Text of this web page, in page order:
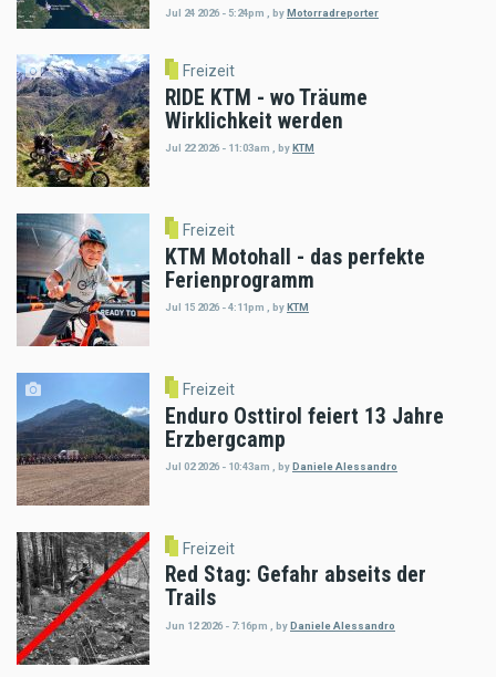
Jul 24 2026 - 5:24pm byMotorradreporter
Freizeit
RIDE KTM - wo Träume
Wirklichkeit werden
Jul 22 2026 - 11:03am , by KTM
Freizeit
KTM Motohall - das perfekte
Ferienprogramm
Jul 15 2026 - 4:11pm byKTM
Freizeit
Enduro Osttirol feiert 13 Jahre
Erzbergcamp
Jul 02 2026 - 10:43am byDaniele Alessandro
Freizeit
Red Stag: Gefahr abseits der
Trails
Jun 12 2026 - 7:16pm byDaniele Alessandro